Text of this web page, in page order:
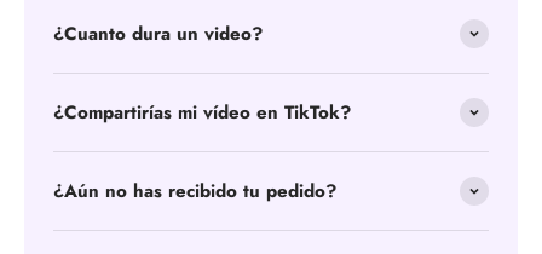
¿Cuanto dura un video?
¿Compartirías mi vídeo en TikTok?
¿Aún no has recibido tu pedido?